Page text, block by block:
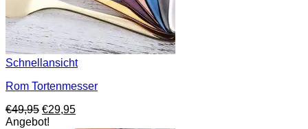
Schnellansicht
Rom Tortenmesser
€49,95 Ursprünglicher
Preis
€29,95Aktueller
Angebot!